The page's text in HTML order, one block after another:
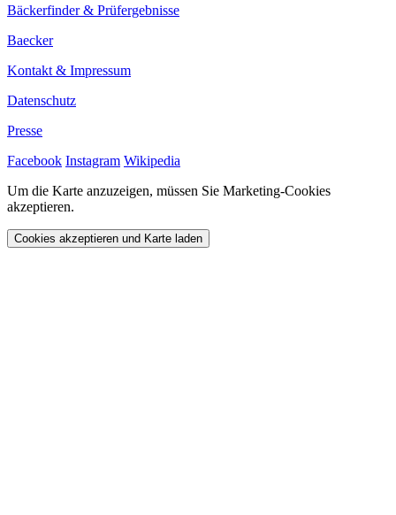
Bäckerfinder & Prüfergebnisse
Baecker
Kontakt & Impressum
Datenschutz
Presse
Facebook Instagram Wikipedia
Um die Karte anzuzeigen, müssen Sie Marketing-Cookies
akzeptieren.
Cookies akzeptieren und Karte laden